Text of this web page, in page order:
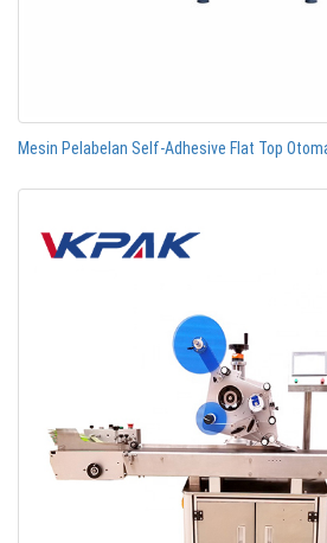
Mesin Pelabelan Self-Adhesive Flat Top